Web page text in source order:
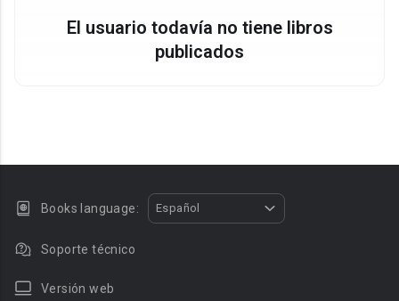
El usuario todavía no tiene libros
publicados
Books language: Español
Soporte técnico
Versión web